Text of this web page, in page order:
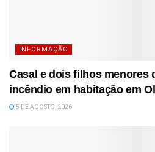
INFORMAÇÃO
Casal e dois filhos menores
incêndio em habitação em
5 DE AGOSTO, 2026